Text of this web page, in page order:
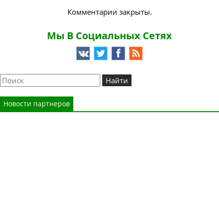
Комментарии закрыты.
Мы В Социальных Сетях
Новости партнеров